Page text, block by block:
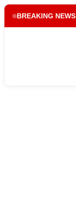
BREAKING NEWS